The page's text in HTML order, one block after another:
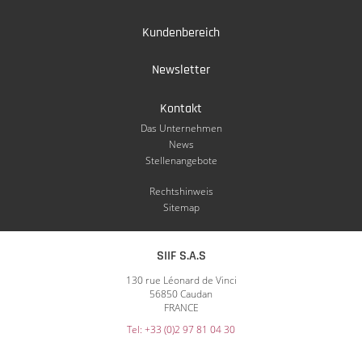
Kundenbereich
Newsletter
Kontakt
Das Unternehmen
News
Stellenangebote
Rechtshinweis
Sitemap
SIIF S.A.S
130 rue Léonard de Vinci
56850 Caudan
FRANCE
Tel: +33 (0)2 97 81 04 30